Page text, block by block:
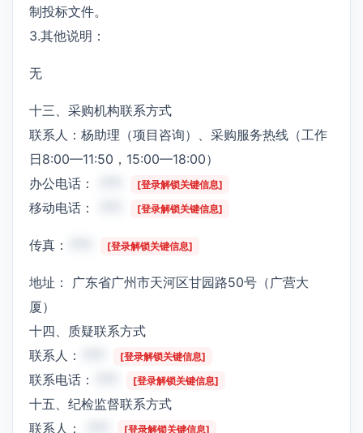
制投标文件。
3.其他说明：
无
十三、采购机构联系方式
联系人：杨助理（项目咨询）、采购服务热线（工作
日8:00—11:50，15:00—18:00）
办公电话：
[登录解锁关键信息]
移动电话： [登录解锁关键信息]
传真： [登录解锁关键信息]
地址： 广东省广州市天河区甘园路50号（广营大
厦）
十四、质疑联系方式
联系人：
[登录解锁关键信息]
联系电话： [登录解锁关键信息]
十五、纪检监督联系方式
联系人：
[登录解锁关键信息]